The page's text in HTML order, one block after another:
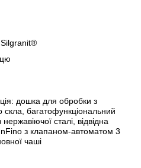
Silgranit®
дошка для обробки з
скла, багатофункціональний
сталі, відвідна
з клапаном-автоматом 3
чаші